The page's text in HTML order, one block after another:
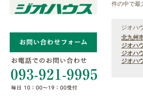
件の中で最
ジオハ
北九州
ジオハ
ジオハ
ジオハ